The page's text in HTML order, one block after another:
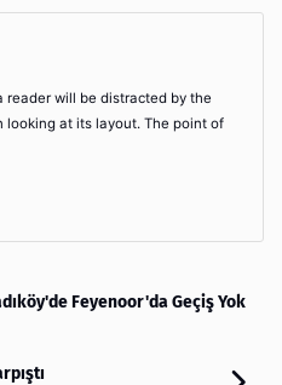
will be distracted by the
at its layout. The point of
Feyenoor'da Geçiş Yok